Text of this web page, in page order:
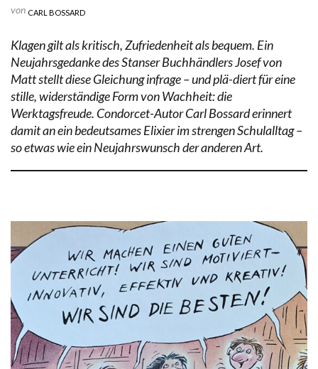
von CARL BOSSARD
Klagen gilt als kritisch, Zufriedenheit als bequem. Ein
Neujahrsgedanke des Stanser Buchhändlers Josef von
Matt stellt diese Gleichung infrage – und plä-diert für eine
stille, widerständige Form von Wachheit: die
Werktagsfreude. Condorcet-Autor Carl Bossard erinnert
damit an ein bedeutsames Elixier im strengen Schulalltag –
so etwas wie ein Neujahrswunsch der anderen Art.